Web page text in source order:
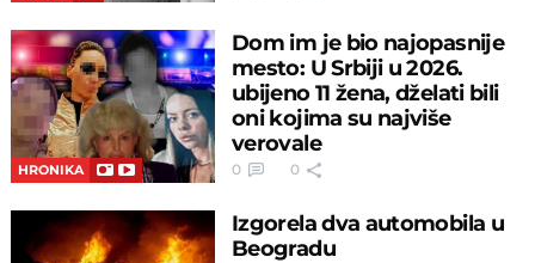
HRONIKA
Dom im je bio najopasnije
mesto: U Srbiji u 2026.
ubijeno 11 žena, dželati bili
oni kojima su najviše
verovale
0 0
Izgorela dva automobila u
Beogradu